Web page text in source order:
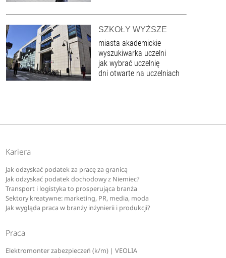
SZKOŁY WYŻSZE
miasta akademickie
wyszukiwarka uczelni
jak wybrać uczelnię
dni otwarte na uczelniach
Kariera
Jak odzyskać podatek za pracę za granicą
Jak odzyskać podatek dochodowy z Niemiec?
Transport i logistyka to prosperująca branża
Sektory kreatywne: marketing, PR, media, moda
Jak wygląda praca w branży inżynierii i produkcji?
Praca
Elektromonter zabezpieczeń (k/m) | VEOLIA